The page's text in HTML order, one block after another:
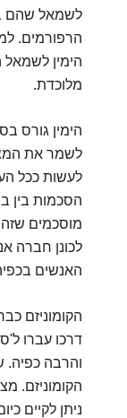
לשמאל שהם
הרפורמים.
הימין לשמאל
מלוכדת.
הימין גורס
לשמר את
לעשות ככל
הסכמות בין
מוסכמים
לכונן חברה
האנשים
הקומוניזם
דרכו עברו
והרבה כפיה.
הקומוניזם.
ניתן לקיים